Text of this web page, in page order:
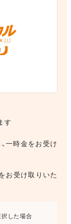
す
一時金をお受け
お受け取りいた
した場合